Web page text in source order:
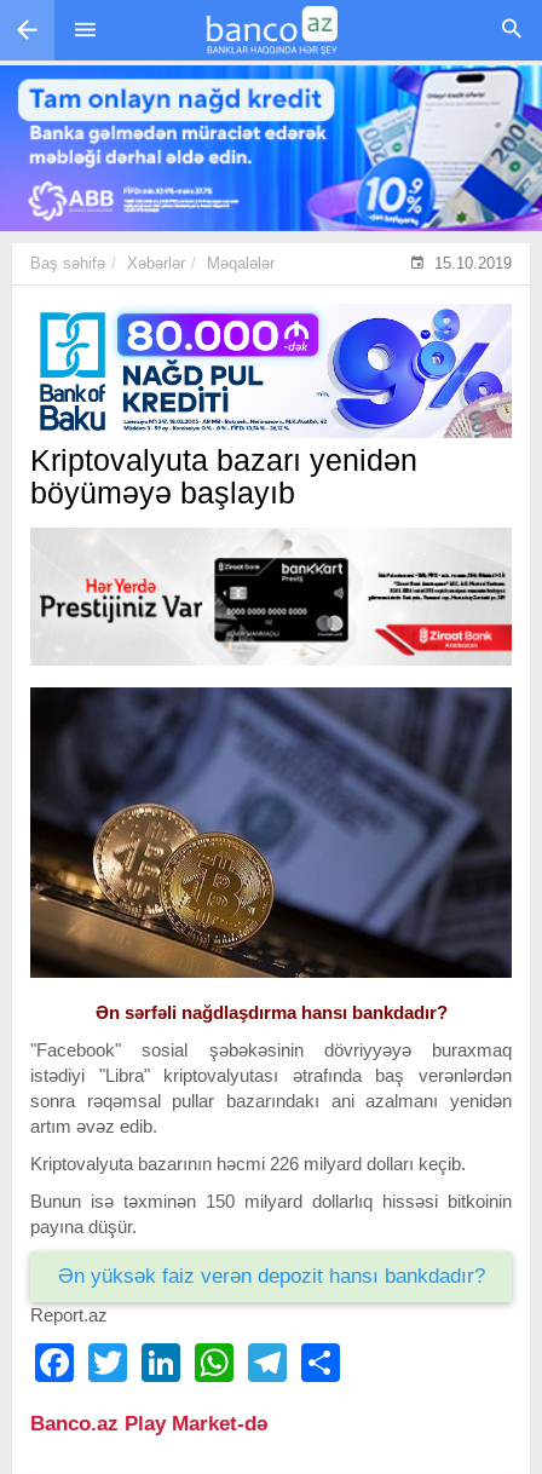
Skip to main content
Baş səhifə Xəbərlər Məqalələr 15.10.2019
Kriptovalyuta bazarı yenidən
böyüməyə başlayıb
Ən sərfəli nağdlaşdırma hansı bankdadır?
"Facebook" sosial şəbəkəsinin dövriyyəyə buraxmaq
istədiyi "Libra" kriptovalyutası ətrafında baş verənlərdən
sonra rəqəmsal pullar bazarındakı ani azalmanı yenidən
artım əvəz edib.
Kriptovalyuta bazarının həcmi 226 milyard dolları keçib.
Bunun isə təxminən 150 milyard dollarlıq hissəsi bitkoinin
payına düşür.
Ən yüksək faiz verən depozit hansı bankdadır?
Report.az
FacebookTwitter LinkedIn WhatsAppTelegram
Banco.az Play Market-də